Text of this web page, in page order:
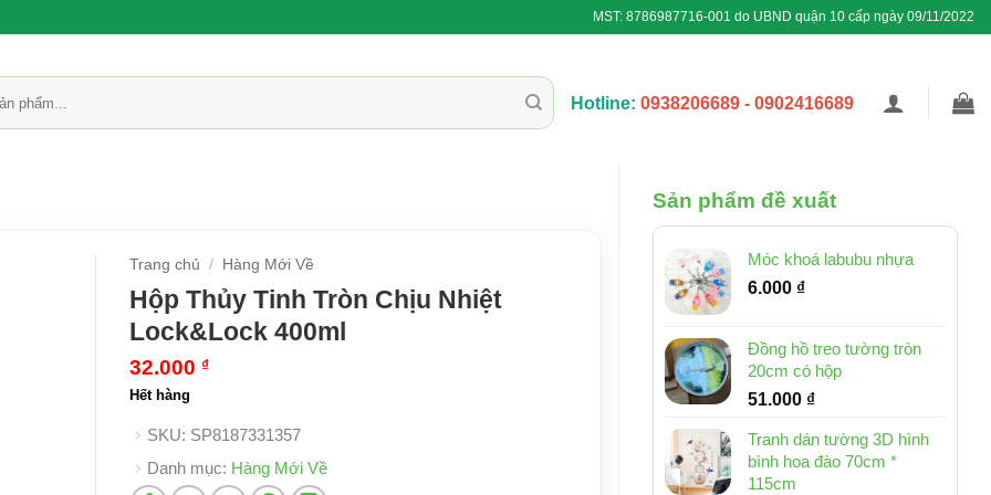
MST: 8786987716-001 do UBND quận 10 cấp ngày 09/11/2022
Hotline: 0938206689 - 0902416689
Sản phẩm đề xuất
Móc khoá labubu nhựa
6.000 ₫
Đồng hồ treo tường tròn
20cm có hộp
51.000 ₫
Tranh dán tường 3D hình
bình hoa đào 70cm *
115cm
Trang chủ / Hàng Mới Về
Hộp Thủy Tinh Tròn Chịu Nhiệt
Lock&Lock 400ml
32.000 ₫
Hết hàng
SKU: SP8187331357
Danh mục: Hàng Mới Về